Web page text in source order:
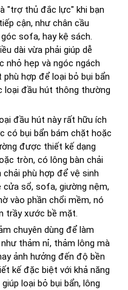
"trợ thủ đắc lực" khi bạn
cận, như chân cầu
sofa, hay kệ sách.
dài vừa phải giúp dễ
nhỏ hẹp và ngóc ngách
hợp để loại bỏ bụi bẩn
loại đầu hút thông thường
đầu hút này rất hữu ích
có bụi bẩn bám chặt hoặc
được thiết kế dạng
tròn, có lông bàn chải
phù hợp để vệ sinh
cửa sổ, sofa, giường nệm,
vào phần chổi mềm, nó
trầy xước bề mặt.
chuyên dùng để làm
thảm nỉ, thảm lông mà
ảnh hưởng đến độ bền
kế đặc biệt với khả năng
loại bỏ bụi bẩn, lông